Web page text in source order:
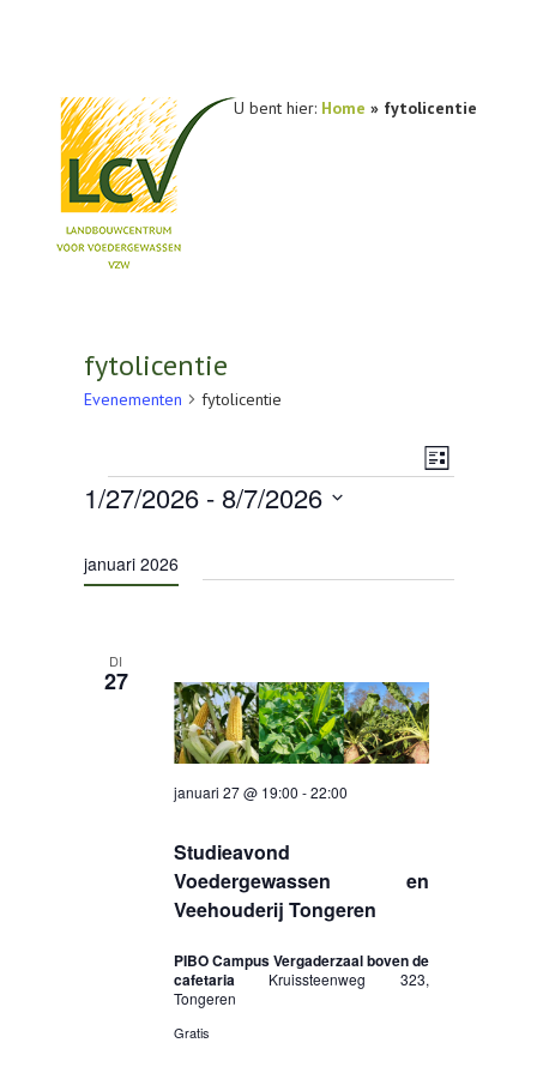
U bent hier: Home » fytolicentie
PUBLICATIES
AGENDA
CONTACT
fytolicentie
Evenementen fytolicentie
Lijst
Evenementen
1/27/2026 - 8/7/2026
datum.
januari 2026
DI
27
Studieavond
Voedergewassen en
Veehouderij Tongeren
januari 27 @ 19:00 -22:00
PIBO Campus Vergaderzaal boven de
cafetaria Kruissteenweg 323,
Tongeren
Gratis